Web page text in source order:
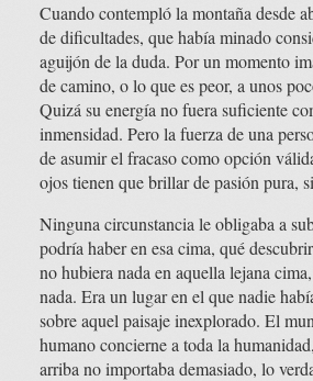
Cuando contempló la montaña desde
de dificultades, que había minado
aguijón de la duda. Por un momento
de camino, o lo que es peor, a unos
Quizá su energía no fuera suficiente
inmensidad. Pero la fuerza de una
de asumir el fracaso como opción
ojos tienen que brillar de pasión pura,
Ninguna circunstancia le obligaba a
podría haber en esa cima, qué
no hubiera nada en aquella lejana
nada. Era un lugar en el que nadie
sobre aquel paisaje inexplorado. El
humano concierne a toda la
arriba no importaba demasiado, lo